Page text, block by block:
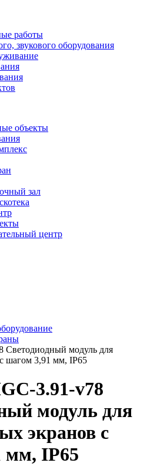
работы
звукового оборудования
объекты
зал
центр
модуль для
шагом 3,91 мм, IP65
3.91-v78
модуль для
экранов с
мм, IP65